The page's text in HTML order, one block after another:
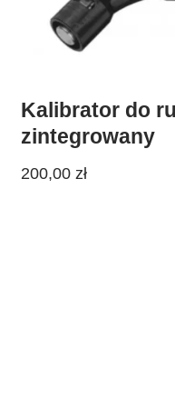
Kalibrator do
zintegrowany
200,00 zł